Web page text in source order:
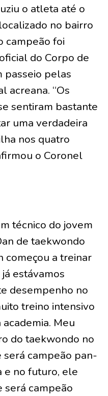
o atleta até o
no bairro
campeão foi
do Corpo de
passeio pelas
acreana. “Os
sentiram bastante
uma verdadeira
nos quatro
o Coronel
técnico do jovem
de taekwondo
começou a treinar
estávamos
desempenho no
treino intensivo
Meu
do taekwondo no
campeão pan-
e no futuro, ele
será campeão